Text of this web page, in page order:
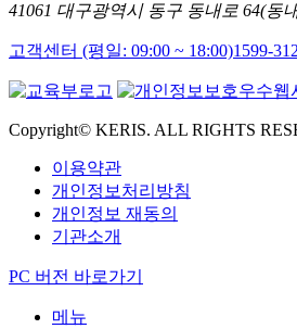
41061 대구광역시 동구 동내로 64(동
고객센터 (평일: 09:00 ~ 18:00)1599-
Copyright© KERIS. ALL RIGHTS
이용약관
개인정보처리방침
개인정보 재동의
기관소개
PC 버전 바로가기
메뉴